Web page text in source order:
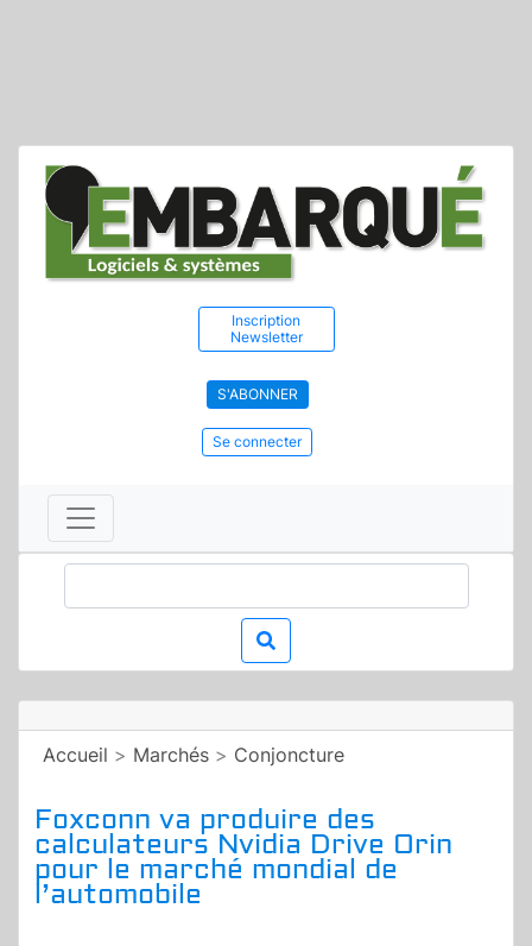
Inscription
Newsletter
S'ABONNER
Se connecter
Accueil > Marchés > Conjoncture
Foxconn va produire des
calculateurs Nvidia Drive Orin
pour le marché mondial de
l’automobile